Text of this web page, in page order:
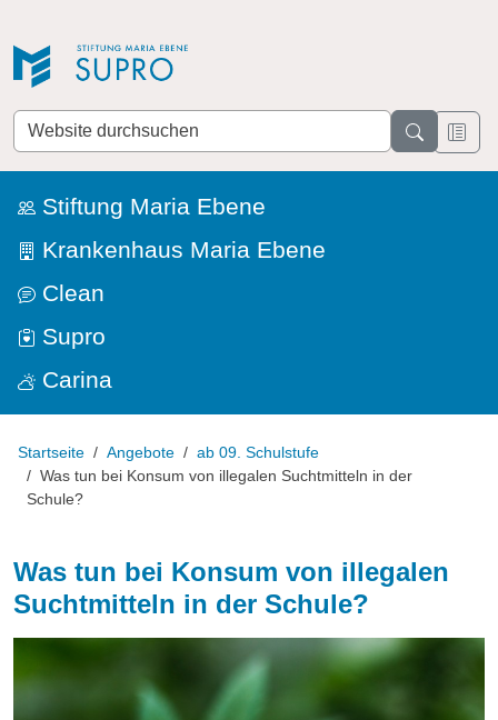
Website
durchsuchen
Stiftung Maria Ebene
Krankenhaus Maria Ebene
Clean
Supro
Carina
Startseite Angebote
ab 09. Schulstufe
Was tun bei Konsum von illegalen Suchtmitteln in der
Schule?
Was tun bei Konsum von illegalen
Suchtmitteln in der Schule?